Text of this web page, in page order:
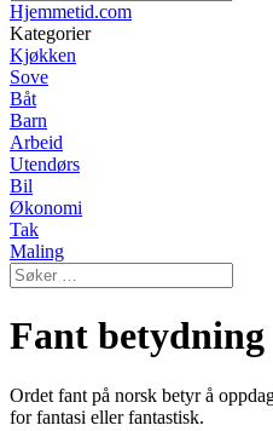
Hjemmetid.com
Kategorier
Kjøkken
Sove
Båt
Barn
Arbeid
Utendørs
Bil
Økonomi
Tak
Maling
Fant betydning
Ordet fant på norsk betyr å
for fantasi eller fantastisk.